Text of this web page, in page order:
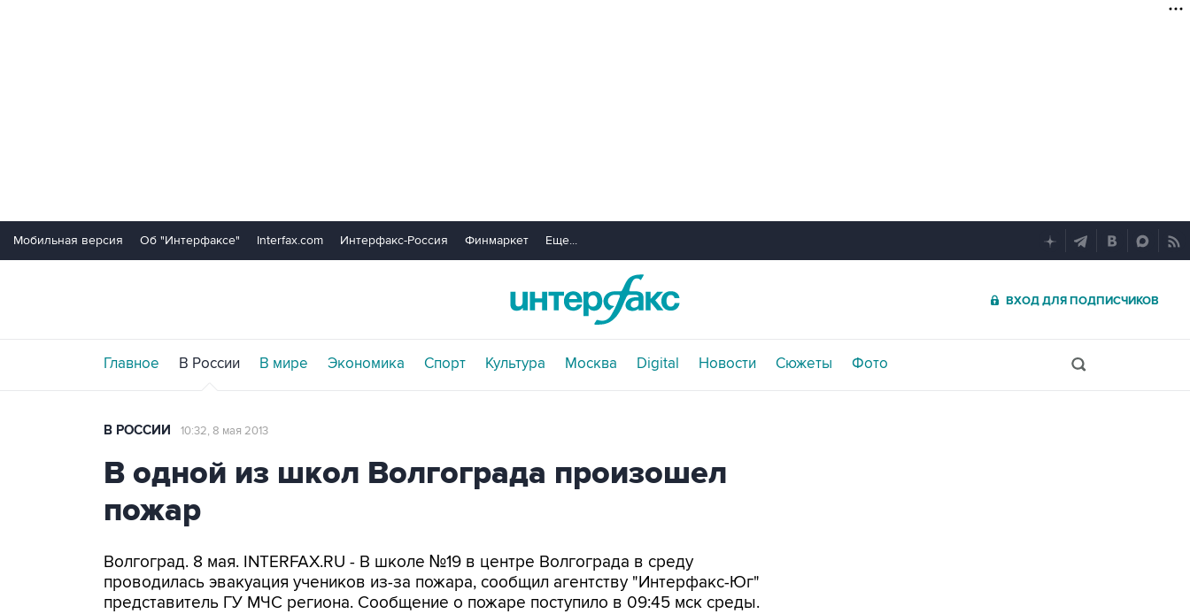
Мобильная версия Об "Интерфаксе" Interfax.com Интерфакс-Россия Финмаркет Еще...
ВХОД ДЛЯ ПОДПИСЧИКОВ
Главное В России В мире Экономика Спорт Культура Москва Digital Новости Сюжеты Фото
В РОССИИ 10:32, 8 мая 2013
В одной из школ Волгограда произошел
пожар
Волгоград. 8 мая. INTERFAX.RU - В школе №19 в центре Волгограда в среду
проводилась эвакуация учеников из-за пожара, сообщил агентству "Интерфакс-Юг"
представитель ГУ МЧС региона. Сообщение о пожаре поступило в 09:45 мск среды.